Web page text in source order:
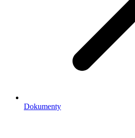
Dokumenty